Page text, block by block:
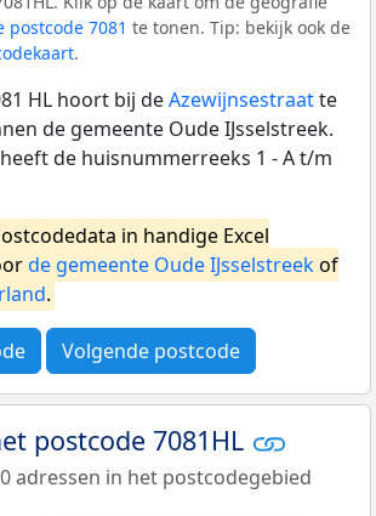
postcode 7081 te tonen. Tip: bekijk ook de
.
HL hoort bij deAzewijnsestraatte
de gemeente Oude IJsselstreek.
de huisnummerreeks 1 - A t/m
in handige Excel
de gemeente Oude IJsselstreekof
.
Volgende postcode
postcode 7081HL
adressen in het postcodegebied